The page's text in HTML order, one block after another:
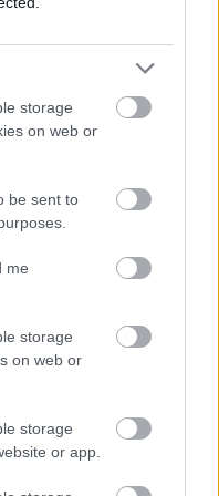
storage
on web or
be sent to
me
storage
on web or
storage
or app.
és ezáltal
jelenthet.
szempont.
vagy a krómozott
során, és
tartósságát. A
is figyelembe
hosszú távon